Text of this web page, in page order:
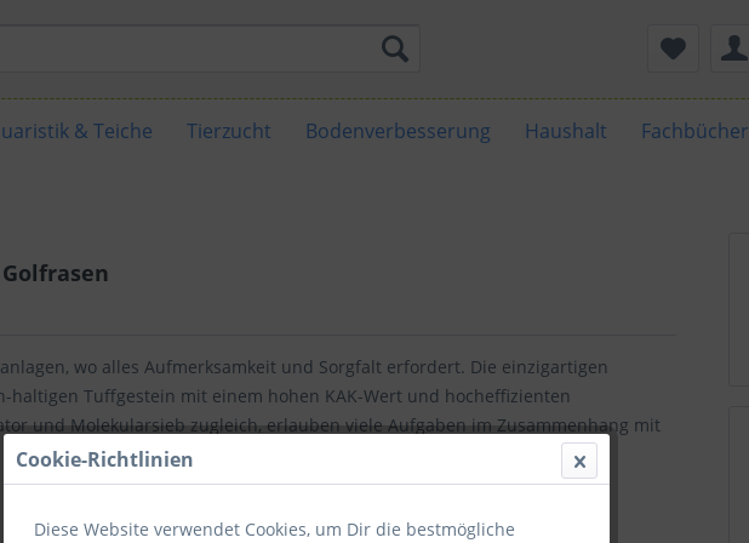
& Teiche Tierzucht Bodenverbesserung Haushalt Fachbücher
wo alles Aufmerksamkeit und Sorgfalt erfordert. Die einzigartigen
Tuffgestein mit einem hohen KAK-Wert und hocheffizienten
und Molekularsieb zugleich, erlauben viele Aufgaben im Zusammenhang mit
Rasenpflege.
Cookie-Richtlinien
Diese Website verwendet Cookies, um Dir die bestmögliche